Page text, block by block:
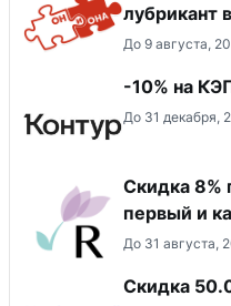
лубрикант
До 9 августа,
-10% на
До 31 декабря,
Скидка 8%
первый и
До 31 августа,
Скидка